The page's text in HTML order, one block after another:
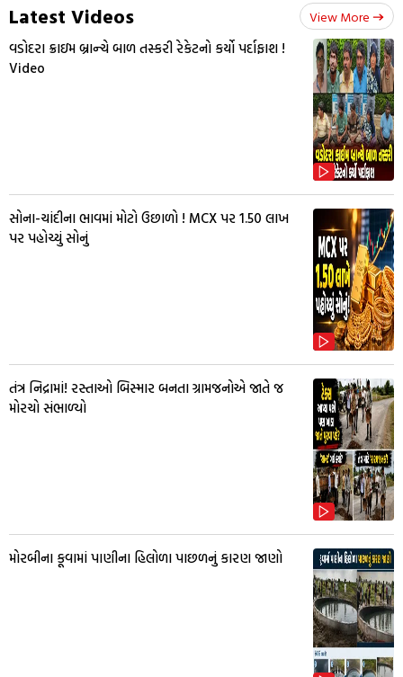
Latest Videos View More
વડોદરા ક્રાઇમ બ્રાન્ચે બાળ તસ્કરી રેકેટનો કર્યો પર્દાફાશ !
Video
સોના-ચાંદીના ભાવમાં મોટો ઉછાળો ! MCX પર ₹1.50 લાખ
પર પહોચ્યું સોનું
તંત્ર નિદ્રામાં! રસ્તાઓ બિસ્માર બનતા ગ્રામજનોએ જાતે જ
મોરચો સંભાળ્યો
મોરબીના કૂવામાં પાણીના હિલોળા પાછળનું કારણ જાણો